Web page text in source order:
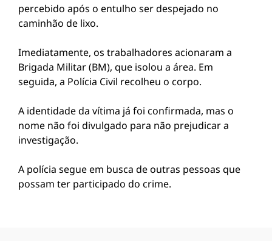
percebido após o entulho ser despejado no
caminhão de lixo.
Imediatamente, os trabalhadores acionaram a
Brigada Militar (BM), que isolou a área. Em
seguida, a Polícia Civil recolheu o corpo.
A identidade da vítima já foi confirmada, mas o
nome não foi divulgado para não prejudicar a
investigação.
A polícia segue em busca de outras pessoas que
possam ter participado do crime.